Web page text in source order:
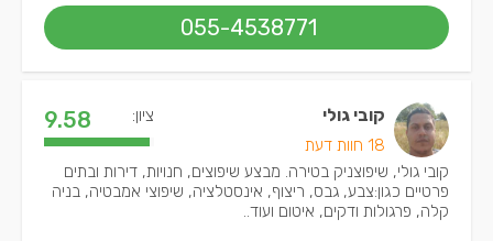
055-4538771
קובי גולי
18 חוות דעת
ציון: 9.58
קובי גולי, שיפוצניק בטירה. מבצע שיפוצים, חנויות, דירות ובתים
פרטיים כגון:צבע, גבס, ריצוף, אינסטלציה, שיפוצי אמבטיה, בניה
קלה, פרגולות ודקים, איטום ועוד..